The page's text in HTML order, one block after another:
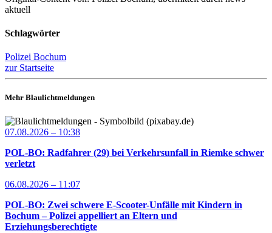
aktuell
Schlagwörter
Polizei Bochum
zur Startseite
Mehr Blaulichtmeldungen
07.08.2026 – 10:38
POL-BO: Radfahrer (29) bei Verkehrsunfall in Riemke schwer
verletzt
06.08.2026 – 11:07
POL-BO: Zwei schwere E-Scooter-Unfälle mit Kindern in
Bochum – Polizei appelliert an Eltern und
Erziehungsberechtigte